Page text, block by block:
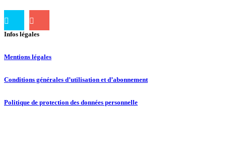
Infos légales
Mentions légales
Conditions générales d’utilisation et d’abonnement
Politique de protection des données personnelle